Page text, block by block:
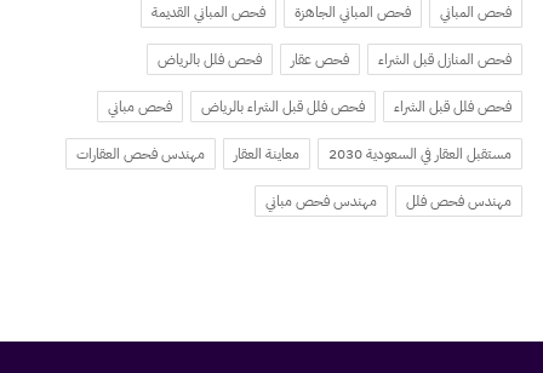
فحص المباني فحص المباني الجاهزة فحص المباني القديمة
فحص المنازل قبل الشراء فحص عقار فحص فلل بالرياض
فحص فلل قبل الشراء فحص فلل قبل الشراء بالرياض فحص مباني
مستقبل العقار في السعودية 2030 معاينة العقار مهندس فحص العقارات
مهندس فحص فلل مهندس فحص مباني